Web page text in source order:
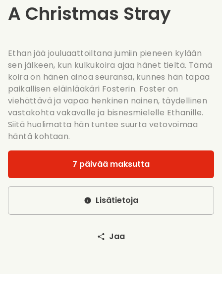
A Christmas Stray
Ethan jää jouluaattoiltana jumiin pieneen kylään
sen jälkeen, kun kulkukoira ajaa hänet tieltä. Tämä
koira on hänen ainoa seuransa, kunnes hän tapaa
paikallisen eläinlääkäri Fosterin. Foster on
viehättävä ja vapaa henkinen nainen, täydellinen
vastakohta vakavalle ja bisnesmielelle Ethanille.
Siitä huolimatta hän tuntee suurta vetovoimaa
häntä kohtaan.
7 päivää maksutta
Lisätietoja
Jaa